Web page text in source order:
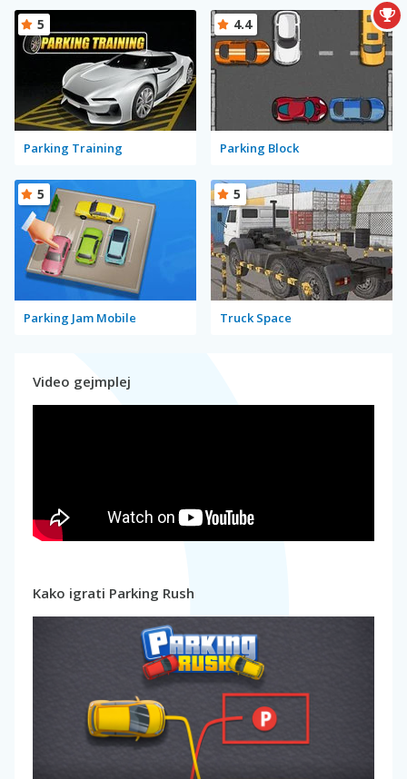
Parking Training
5
Parking Block
4.4
Parking Jam Mobile
5
Truck Space
5
Video gejmplej
Kako igrati Parking Rush